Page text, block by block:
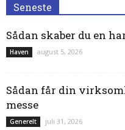
Seneste
Sådan skaber du en
Haven august 5, 2026
Sådan får din
messe
Generelt juli 31, 2026